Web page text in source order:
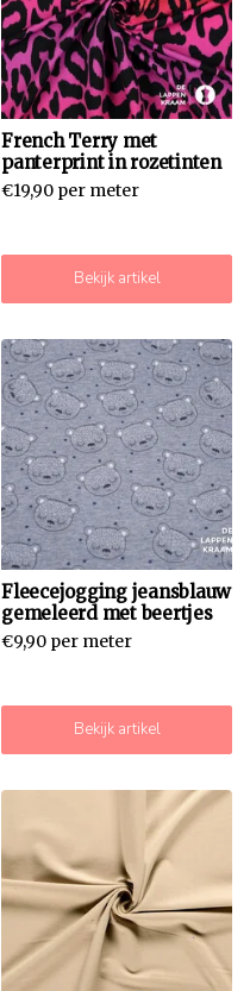
French Terry met
panterprint in rozetinten
€19,90 per meter
Bekijk artikel
Fleecejogging jeansblauw
gemeleerd met beertjes
€9,90 per meter
Bekijk artikel